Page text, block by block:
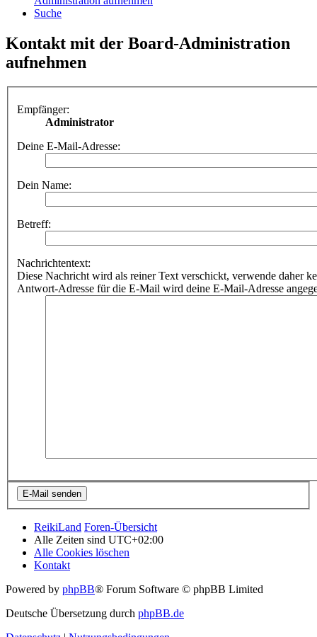
Suche
Kontakt mit der Board-Administration
aufnehmen
Empfänger:
Administrator
Deine E-Mail-Adresse:
Dein Name:
Betreff:
Nachrichtentext:
Diese Nachricht wird als reiner Text verschickt, verwende daher
Antwort-Adresse für die E-Mail wird deine E-Mail-Adresse
ReikiLand Foren-Übersicht
Alle Zeiten sind UTC+02:00
Alle Cookies löschen
Kontakt
Powered by phpBB® Forum Software © phpBB Limited
Deutsche Übersetzung durch phpBB.de